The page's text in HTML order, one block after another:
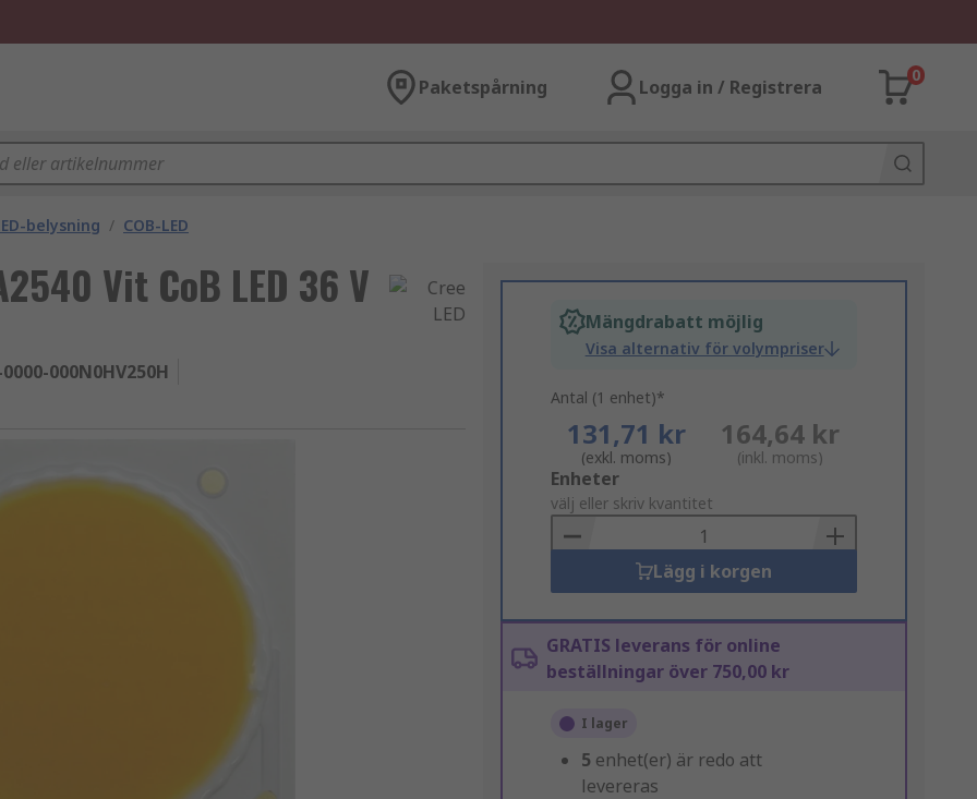
Paketspårning Logga in / Registrera
0
belysning / COB-LED
Vit CoB LED 36 V
000N0HV250H
Mängdrabatt möjlig
Visa alternativ för volympriser
Antal (1 enhet)*
131,71 kr
(exkl. moms)
164,64 kr
(inkl. moms)
Add
to
Basket
Enheter
välj eller skriv kvantitet
Lägg i korgen
GRATIS leverans för online
beställningar över 750,00 kr
I lager
5 enhet(er) är redo att
levereras